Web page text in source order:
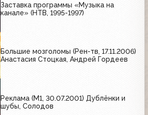
Заставка программы «Музыка на
канале» (НТВ, 1995-1997)
Большие мозголомы (Рен-тв, 17.11.2006)
Анастасия Стоцкая, Андрей Гордеев
Реклама (М1, 30.07.2001) Дублёнки и
шубы, Солодов